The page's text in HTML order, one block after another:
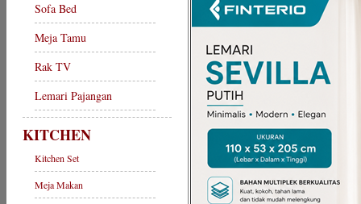
Sofa Bed
Meja Tamu
Rak TV
Lemari Pajangan
KITCHEN
Kitchen Set
Meja Makan